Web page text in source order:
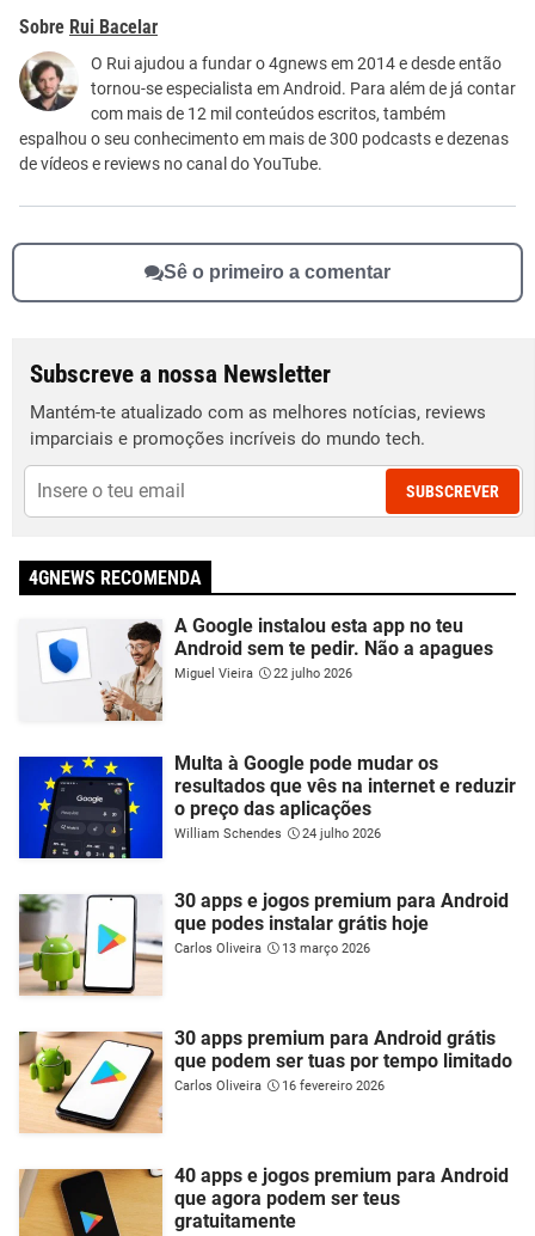
Este conteúdo contém informação incorreta
Este conteúdo não tem a informação que procuro
Outro
Rui Bacelar
O Rui ajudou a fundar o 4gnews em 2014 e desde então
tornou-se especialista em Android. Para além de já contar
com mais de 12 mil conteúdos escritos, também
espalhou o seu conhecimento em mais de 300 podcasts e dezenas
de vídeos e reviews no canal do YouTube.
Sê o primeiro a comentar
Subscreve a nossa Newsletter
Mantém-te atualizado com as melhores notícias, reviews
imparciais e promoções incríveis do mundo tech.
SUBSCREVER
4GNEWS RECOMENDA
A Google instalou esta app no teu
Android sem te pedir. Não a apagues
Miguel Vieira 22 julho 2026
Multa à Google pode mudar os
resultados que vês na internet e reduzir
o preço das aplicações
William Schendes 24 julho 2026
30 apps e jogos premium para Android
que podes instalar grátis hoje
Carlos Oliveira 13 março 2026
30 apps premium para Android grátis
que podem ser tuas por tempo limitado
Carlos Oliveira 16 fevereiro 2026
40 apps e jogos premium para Android
que agora podem ser teus
gratuitamente